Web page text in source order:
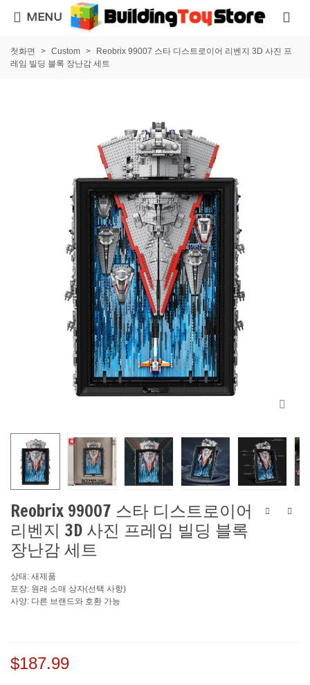
MENU
첫화면 > Custom >
Reobrix 99007 스타 디스트로이어 리벤지 3D 사진 프
레임 빌딩 블록 장난감 세트
Reobrix 99007 스타 디스트로이어
리벤지 3D 사진 프레임 빌딩 블록
장난감 세트
상태: 새제품
포장: 원래 소매 상자(선택 사항)
사양: 다른 브랜드와 호환 가능
$187.99